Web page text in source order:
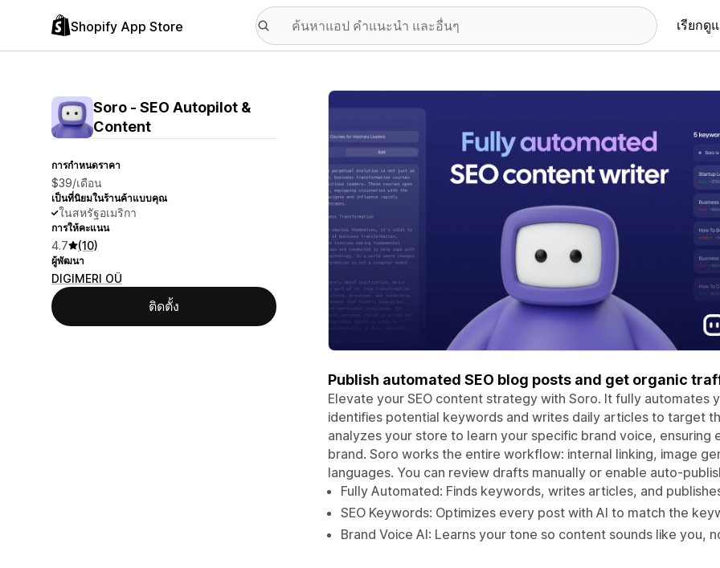
Shopify App Store เรียกดู
Soro ‑ SEO Autopilot &
Content
การกำหนดราคา
$39/เดือน
เป็นที่นิยมในร้านค้าแบบคุณ
ในสหรัฐอเมริกา
การให้คะแนน
4.7 (10)
ผู้พัฒนา
DIGIMERI OÜ
ติดตั้ง
แกลเลอรีรูปภาพที่แสดง
Publish automated SEO blog posts and get organic
Elevate your SEO content strategy with Soro. It fully automates
identifies potential keywords and writes daily articles to target
analyzes your store to learn your specific brand voice, ensuring
brand. Soro works the entire workflow: internal linking, image
languages. You can review drafts manually or enable auto-
Fully Automated: Finds keywords, writes articles, and
SEO Keywords: Optimizes every post with AI to match the
Brand Voice AI: Learns your tone so content sounds like you,